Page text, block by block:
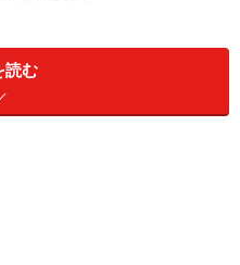
は十分に配慮しております
く、これに基づく損失・損害
いません。
各金融機関やサービス提供者
読む